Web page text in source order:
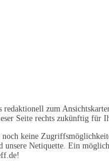
redaktionell zum
Seite rechts zukünftig für
keine
unsere Netiquette. Ein